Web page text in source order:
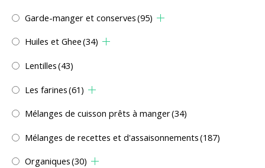
Garde-manger et conserves(95)
Huiles et Ghee(34)
Lentilles(43)
Les farines(61)
Mélanges de cuisson prêts à manger(34)
Mélanges de recettes et d'assaisonnements(187)
Organiques(30)